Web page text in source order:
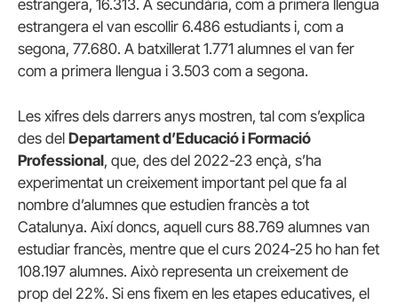
estrangera, 16.313. A secundària, com a primera llengua
estrangera el van escollir 6.486 estudiants i, com a
segona, 77.680. A batxillerat 1.771 alumnes el van fer
com a primera llengua i 3.503 com a segona.
Les xifres dels darrers anys mostren, tal com s’explica
des del Departament d’Educació i Formació
Professional, que, des del 2022-23 ençà, s’ha
experimentat un creixement important pel que fa al
nombre d’alumnes que estudien francès a tot
Catalunya. Així doncs, aquell curs 88.769 alumnes van
estudiar francès, mentre que el curs 2024-25 ho han fet
108.197 alumnes. Això representa un creixement de
prop del 22%. Si ens fixem en les etapes educatives, el